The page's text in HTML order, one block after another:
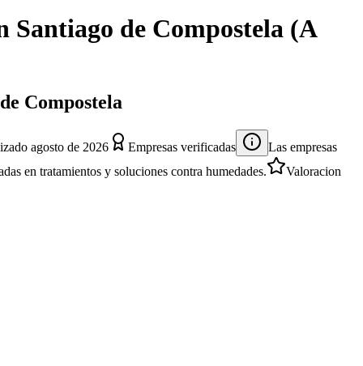
Santiago de Compostela (A
Compostela
agosto de 2026 Empresas verificadas
Las empresas
en tratamientos y soluciones contra humedades.
Valoracion